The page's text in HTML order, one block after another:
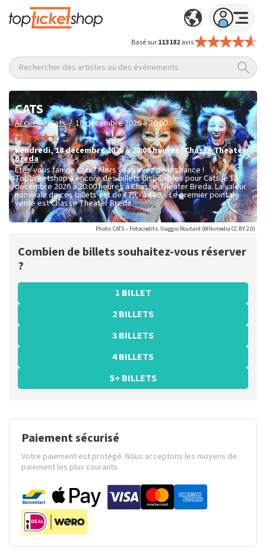
Basé sur113 182avis
Rechercher des artistes ou des événements
CATS
Accueil / Cats / 18 décembre 2026 à 20:00
vendredi,18 décembre 2026 à 20:00heures Chasse Theater
Breda
Êtes-vous fan de Cats? Alors vous avez de la chance !
Topticketshop a encore des billets disponibles pour Cats le 18
décembre 2026 à 20:00 heures à Chasse Theater Breda. La valeur
nominale de ces billets est de€79,- à €89,-. Le premier point de
vente est Chasse Theater Breda.
Photo: CATS – Fotocredits: Viaggio Routard (WIkimedia CC BY 2.0)
Combien de billets souhaitez-vous réserver
?
1 BILLET
2 BILLETS
3 BILLETS
4 BILLETS
5+ BILLETS
Paiement sécurisé
Votre paiement est protégé. Nous acceptons les moyens de
paiement les plus courants.